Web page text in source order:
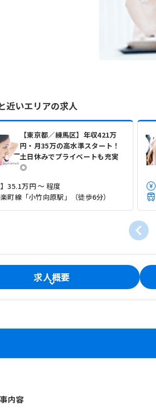
近いエリアの求人
【東京都／練馬区】年収421万
円・月35万の高水準スタート！
土日休みでプライベートも充実
◎
】35.1万円 ～ 程度
町線「小竹向原駅」（徒歩6分）
求人概要
内容